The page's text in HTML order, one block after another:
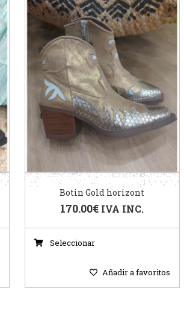
Botin Gold horizont
170.00€ IVA INC.
Seleccionar
Añadir a favoritos